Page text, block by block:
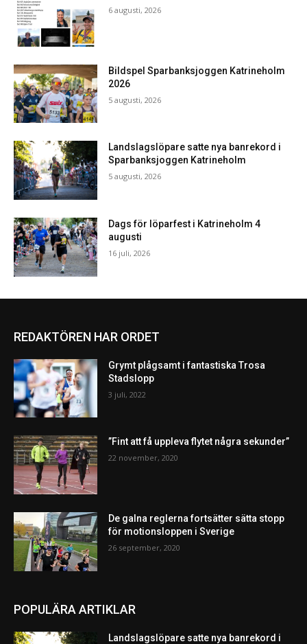
6 augusti, 2026
Bildspel Sparbanksjoggen Katrineholm
2026
5 augusti, 2026
Landslagslöpare satte nya banrekord i
Sparbanksjoggen Katrineholm
5 augusti, 2026
Dags för löparfest i Katrineholm 4
augusti
16 juli, 2026
REDAKTÖREN HAR ORDET
Grymt plågsamt i fantastiska Trosa
Stadslopp
3 juli, 2022
”Fint att få uppleva flytet några sekunder”
22 november, 2020
De galna reglerna fortsätter sätta stopp
för motionsloppen i Sverige
26 september, 2020
POPULÄRA ARTIKLAR
Landslagslöpare satte nya banrekord i